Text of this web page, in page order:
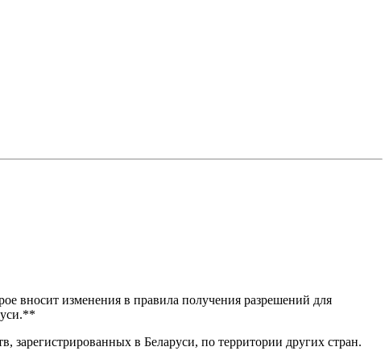
вносит изменения в правила получения разрешений для
зарегистрированных в Беларуси, по территории других стран.